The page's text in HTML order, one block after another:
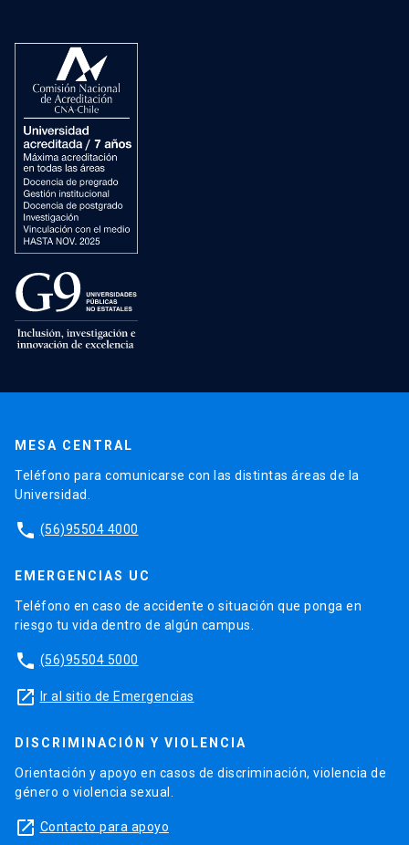
MESA CENTRAL
Teléfono para comunicarse con las distintas áreas de la
Universidad.
phone (56)95504 4000
EMERGENCIAS UC
Teléfono en caso de accidente o situación que ponga en
riesgo tu vida dentro de algún campus.
phone (56)95504 5000
launch Ir al sitio de Emergencias
DISCRIMINACIÓN Y VIOLENCIA
Orientación y apoyo en casos de discriminación, violencia de
género o violencia sexual.
launch Contacto para apoyo